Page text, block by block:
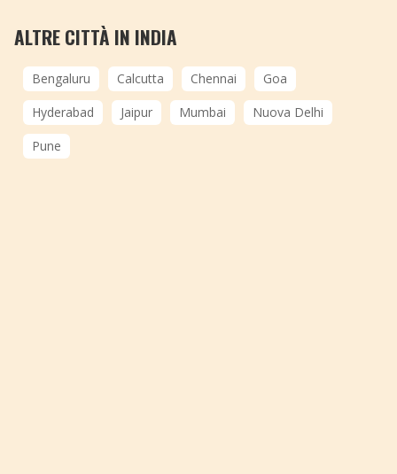
ALTRE CITTÀ IN INDIA
Bengaluru Calcutta Chennai
Goa
Hyderabad
Jaipur Mumbai
Nuova Delhi
Pune